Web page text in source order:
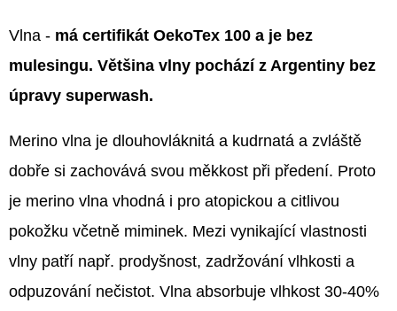
Vlna - má certifikát OekoTex 100 a je bez
mulesingu. Většina vlny pochází z Argentiny bez
úpravy superwash.
Merino vlna je dlouhovláknitá a kudrnatá a zvláště
dobře si zachovává svou měkkost při předení. Proto
je merino vlna vhodná i pro atopickou a citlivou
pokožku včetně miminek. Mezi vynikající vlastnosti
vlny patří např. prodyšnost, zadržování vlhkosti a
odpuzování nečistot. Vlna absorbuje vlhkost 30-40%